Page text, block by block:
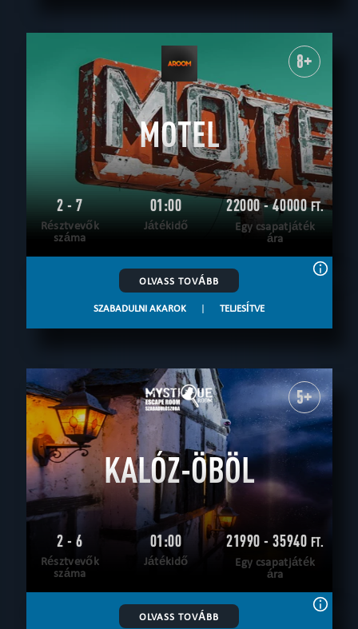
8+
MOTEL
2 - 7
Résztvevők
száma
01:00
Játékidő
22000 - 40000FT.
Egy csapatjáték
ára
OLVASS TOVÁBB
SZABADULNI AKAROK | TELJESÍTVE
5+
KALÓZ-ÖBÖL
2 - 6
Résztvevők
száma
01:00
Játékidő
21990 - 35940 FT.
Egy csapatjáték
ára
OLVASS TOVÁBB